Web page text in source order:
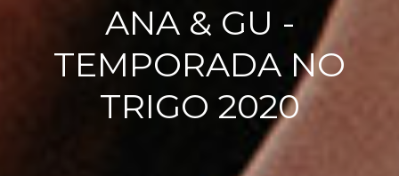
ANA & GU -
TEMPORADA NO
TRIGO 2020